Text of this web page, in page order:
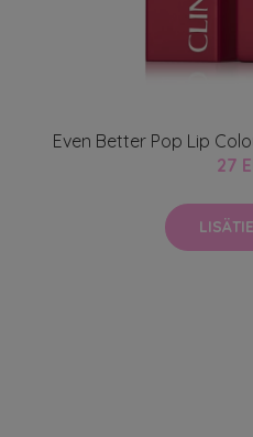
Even Better Pop Lip
27